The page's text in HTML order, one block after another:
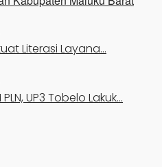
Literasi Layana…
UP3 Tobelo Lakuk…